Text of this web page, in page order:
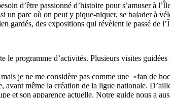
d’être passionné d’histoire pour s’amuser à
un parc où on peut y pique-niquer, se balader à
gardés, des expositions qui révèlent le passé de
le programme d’activités. Plusieurs visites
je ne me considère pas comme une «fan de
avant même la création de la ligue nationale.
et son apparence actuelle. Notre guide nous a